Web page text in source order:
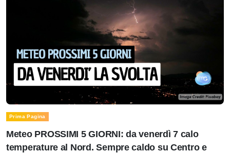
Prima Pagina
Meteo PROSSIMI 5 GIORNI: da venerdì 7 calo
temperature al Nord. Sempre caldo su Centro e